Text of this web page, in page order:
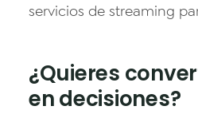
servicios de streaming
¿Quieres
en decisiones?